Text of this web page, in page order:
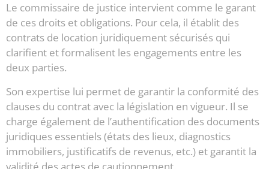
Le commissaire de justice intervient comme le garant
de ces droits et obligations. Pour cela, il établit des
contrats de location juridiquement sécurisés qui
clarifient et formalisent les engagements entre les
deux parties.
Son expertise lui permet de garantir la conformité des
clauses du contrat avec la législation en vigueur. Il se
charge également de l’authentification des documents
juridiques essentiels (états des lieux, diagnostics
immobiliers, justificatifs de revenus, etc.) et garantit la
validité des actes de cautionnement.